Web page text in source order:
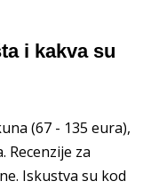
i kakva su
(67 - 135 eura),
Recenzije za
Iskustva su kod